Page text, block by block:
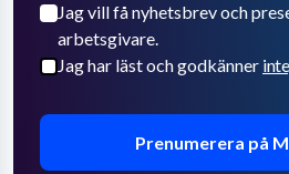
Jag vill få nyhetsbrev och
arbetsgivare.
Jag har läst och godkänner
Prenumerera på